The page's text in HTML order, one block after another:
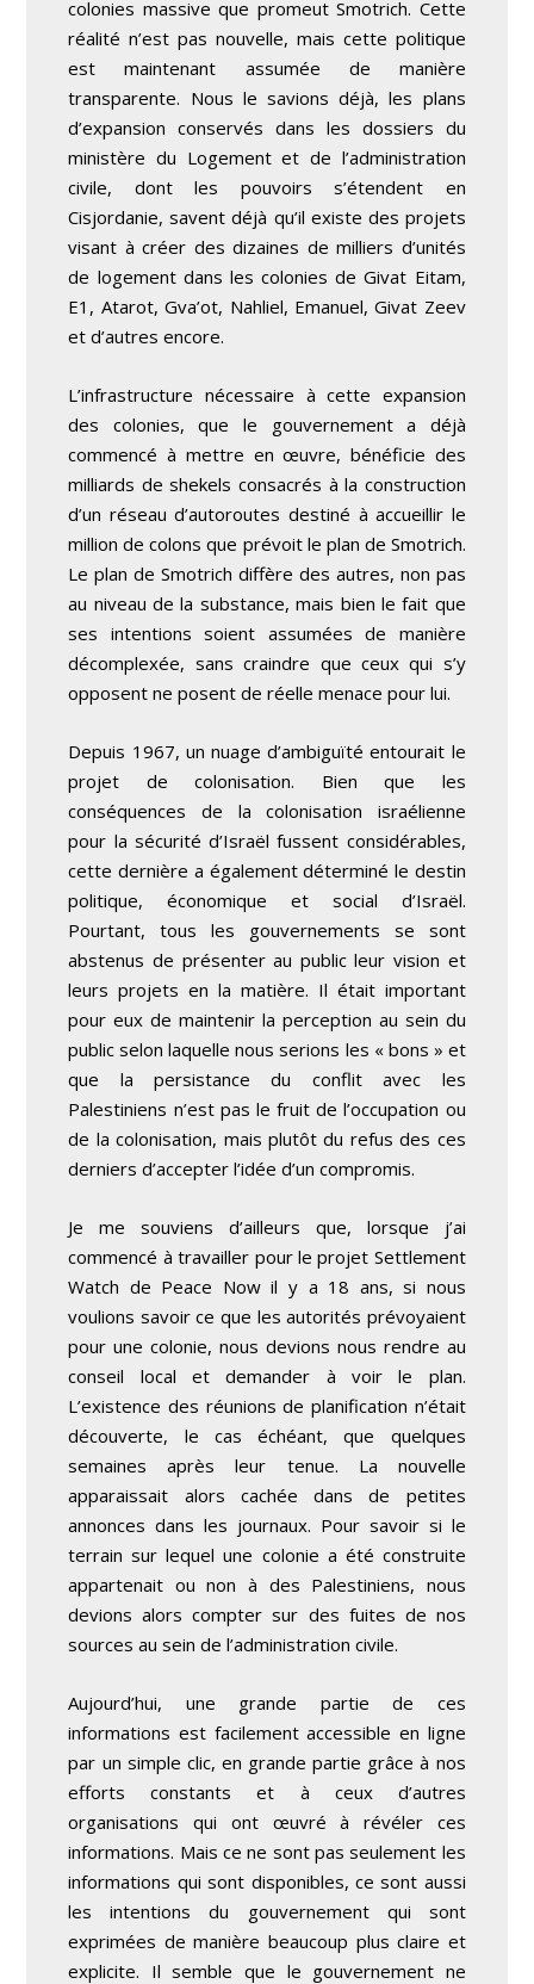
colonies massive que promeut Smotrich. Cette
réalité n’est pas nouvelle, mais cette politique
est maintenant assumée de manière
transparente. Nous le savions déjà, les plans
d’expansion conservés dans les dossiers du
ministère du Logement et de l’administration
civile, dont les pouvoirs s’étendent en
Cisjordanie, savent déjà qu’il existe des projets
visant à créer des dizaines de milliers d’unités
de logement dans les colonies de Givat Eitam,
E1, Atarot, Gva’ot, Nahliel, Emanuel, Givat Zeev
et d’autres encore.
L’infrastructure nécessaire à cette expansion
des colonies, que le gouvernement a déjà
commencé à mettre en œuvre, bénéficie des
milliards de shekels consacrés à la construction
d’un réseau d’autoroutes destiné à accueillir le
million de colons que prévoit le plan de Smotrich.
Le plan de Smotrich diffère des autres, non pas
au niveau de la substance, mais bien le fait que
ses intentions soient assumées de manière
décomplexée, sans craindre que ceux qui s’y
opposent ne posent de réelle menace pour lui.
Depuis 1967, un nuage d’ambiguïté entourait le
projet de colonisation. Bien que les
conséquences de la colonisation israélienne
pour la sécurité d’Israël fussent considérables,
cette dernière a également déterminé le destin
politique, économique et social d’Israël.
Pourtant, tous les gouvernements se sont
abstenus de présenter au public leur vision et
leurs projets en la matière. Il était important
pour eux de maintenir la perception au sein du
public selon laquelle nous serions les « bons » et
que la persistance du conflit avec les
Palestiniens n’est pas le fruit de l’occupation ou
de la colonisation, mais plutôt du refus des ces
derniers d’accepter l’idée d’un compromis.
Je me souviens d’ailleurs que, lorsque j’ai
commencé à travailler pour le projet Settlement
Watch de Peace Now il y a 18 ans, si nous
voulions savoir ce que les autorités prévoyaient
pour une colonie, nous devions nous rendre au
conseil local et demander à voir le plan.
L’existence des réunions de planification n’était
découverte, le cas échéant, que quelques
semaines après leur tenue. La nouvelle
apparaissait alors cachée dans de petites
annonces dans les journaux. Pour savoir si le
terrain sur lequel une colonie a été construite
appartenait ou non à des Palestiniens, nous
devions alors compter sur des fuites de nos
sources au sein de l’administration civile.
Aujourd’hui, une grande partie de ces
informations est facilement accessible en ligne
par un simple clic, en grande partie grâce à nos
efforts constants et à ceux d’autres
organisations qui ont œuvré à révéler ces
informations. Mais ce ne sont pas seulement les
informations qui sont disponibles, ce sont aussi
les intentions du gouvernement qui sont
exprimées de manière beaucoup plus claire et
explicite. Il semble que le gouvernement ne